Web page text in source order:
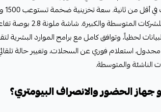
لحظياً، وتوافق كامل مع برامج الموارد البشرية
الناشئة والمتوسطة.
جهاز الحضور والانصراف البيومتري؟